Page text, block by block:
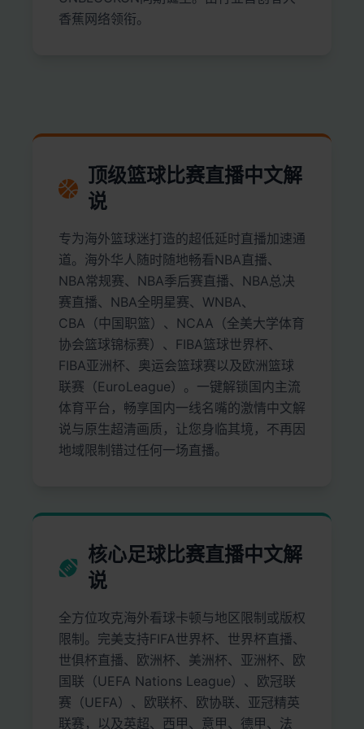
香蕉网络领衔。
顶级篮球比赛直播中文解
说
专为海外篮球迷打造的超低延时直播加速通
道。海外华人随时随地畅看NBA直播、
NBA常规赛、NBA季后赛直播、NBA总决
赛直播、NBA全明星赛、WNBA、
CBA（中国职篮）、NCAA（全美大学体育
协会篮球锦标赛）、FIBA篮球世界杯、
FIBA亚洲杯、奥运会篮球赛以及欧洲篮球
联赛（EuroLeague）。一键解锁国内主流
体育平台，畅享国内一线名嘴的激情中文解
说与原生超清画质，让您身临其境，不再因
地域限制错过任何一场直播。
核心足球比赛直播中文解
说
全方位攻克海外看球卡顿与地区限制或版权
限制。完美支持FIFA世界杯、世界杯直播、
世俱杯直播、欧洲杯、美洲杯、亚洲杯、欧
国联（UEFA Nations League）、欧冠联
赛（UEFA）、欧联杯、欧协联、亚冠精英
联赛，以及英超、西甲、意甲、德甲、法